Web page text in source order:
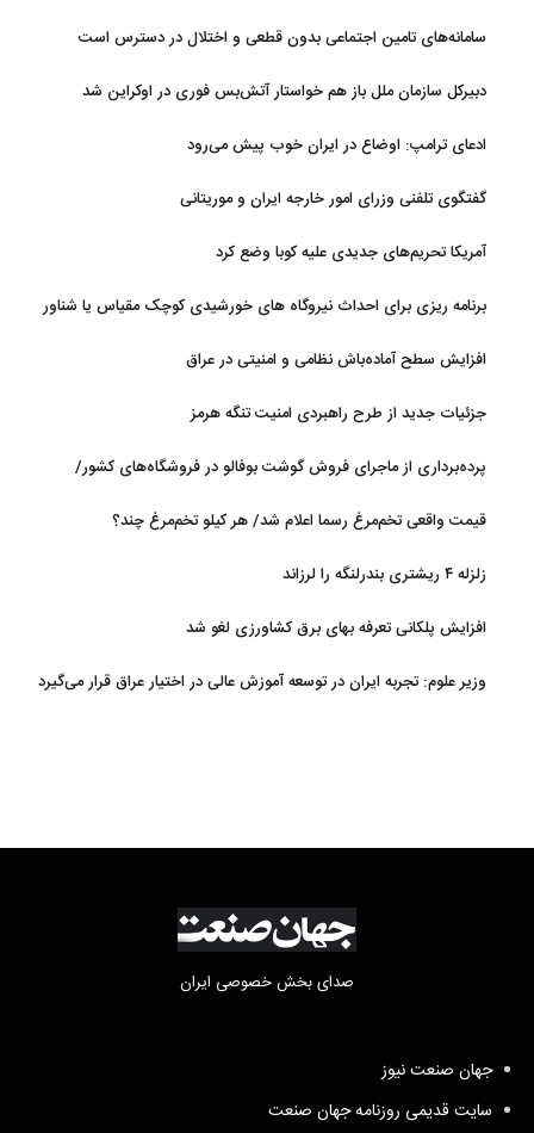
سامانه‌های تامین اجتماعی بدون قطعی و اختلال در دسترس است
دبیرکل سازمان ملل باز هم خواستار آتش‌بس فوری در اوکراین شد
ادعای ترامپ: اوضاع در ایران خوب پیش می‌رود
گفتگوی تلفنی وزرای امور خارجه ایران و موریتانی
آمریکا تحریم‌های جدیدی علیه کوبا وضع کرد
برنامه ریزی برای احداث نیروگاه های خورشیدی کوچک مقیاس یا شناور
افزایش سطح آماده‌باش نظامی و امنیتی در عراق
جزئیات جدید از طرح راهبردی امنیت تنگه هرمز
پرده‌برداری از ماجرای فروش گوشت بوفالو در فروشگاه‌های کشور/
قیمت واقعی تخم‌مرغ رسما اعلام شد/ هر کیلو تخم‌مرغ چند؟
زلزله ۴ ریشتری بندرلنگه را لرزاند
افزایش پلکانی تعرفه بهای برق کشاورزی لغو شد
وزیر علوم: تجربه ایران در توسعه آموزش عالی در اختیار عراق قرار می‌گیرد
صدای بخش خصوصی ایران
جهان صنعت نیوز
سایت قدیمی روزنامه جهان صنعت